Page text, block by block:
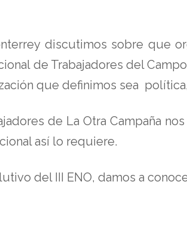
discutimos sobre que
de Trabajadores del
que definimos sea
de La Otra Campaña
así lo requiere.
del III ENO, damos a